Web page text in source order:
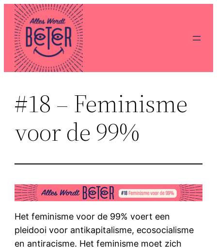
naar
inhoud
#18 – Feminisme
voor de 99%
Het feminisme voor de 99% voert een
pleidooi voor antikapitalisme, ecosocialisme
en antiracisme. Het feminisme moet zich